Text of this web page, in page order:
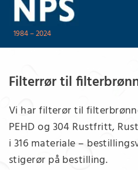
1984 – 2024
Filterrør til
Vi har filterør til
PEHD og 304 Rustfritt,
i 316 materiale –
stigerør på bestilling.